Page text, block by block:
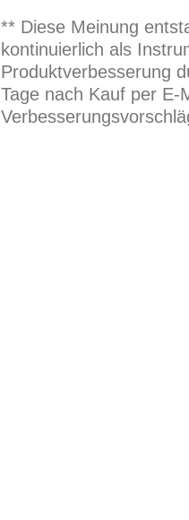
** Diese Meinung
kontinuierlich als
Produktverbesserung
Tage nach Kauf per E-